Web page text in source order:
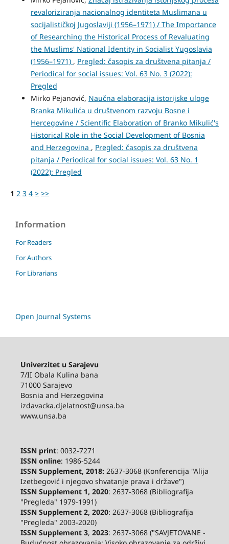
revaloriziranja nacionalnog identiteta Muslimana u
socijalističkoj Jugoslaviji (1956–1971) / The Importance
of Researching the Historical Process of Revaluating
the Muslims' National Identity in Socialist Yugoslavia
(1956–1971) , Pregled: časopis za društvena pitanja /
Periodical for social issues: Vol. 63 No. 3 (2022):
Pregled
Mirko Pejanović, Naučna elaboracija istorijske uloge
Branka Mikulića u društvenom razvoju Bosne i
Hercegovine / Scientific Elaboration of Branko Mikulić's
Historical Role in the Social Development of Bosnia
and Herzegovina , Pregled: časopis za društvena
pitanja / Periodical for social issues: Vol. 63 No. 1
(2022): Pregled
1 2 3 4 > >>
Information
For Readers
For Authors
For Librarians
Open Journal Systems
Univerzitet u Sarajevu
7/II Obala Kulina bana
71000 Sarajevo
Bosnia and Herzegovina
izdavacka.djelatnost@unsa.ba
www.unsa.ba
ISSN print: 0032-7271
ISSN online: 1986-5244
ISSN Supplement, 2018:2637-3068 (Konferencija "Alija
Izetbegović i njegovo shvatanje prava i države")
ISSN Supplement 1, 2020: 2637-3068 (Bibliografija
"Pregleda" 1979-1991)
ISSN Supplement 2, 2020: 2637-3068 (Bibliografija
"Pregleda" 2003-2020)
ISSN Supplement 3, 2023: 2637-3068 ("SAVJETOVANE -